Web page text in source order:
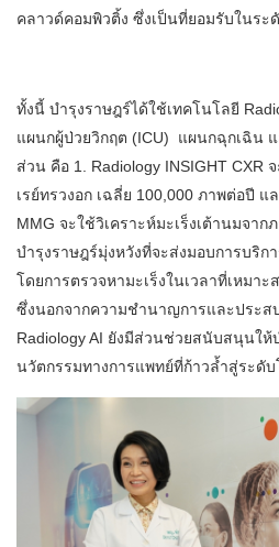
คลาวด์คอมพิวติ้ง ซึ่งเป็นที่ยอมรับในระ
ทั้งนี้ บำรุงราษฎร์ได้ใช้เทคโนโลยี
แผนกผู้ป่วยวิกฤต (ICU) แผนกฉุกเฉิน
ส่วน คือ 1. Radiology INSIGHT CXR
เรย์ทรวงอก เฉลี่ย 100,000 ภาพต่อปี แ
MMG จะใช้วิเคราะห์มะเร็งเต้านมจา
บำรุงราษฎร์มุ่งหวังที่จะส่งมอบการบริ
โดยการตรวจหามะเร็งในเวลาที่เหมาะ
ซึ่งนอกจากความชำนาญการและประส
Radiology AI ยังมีส่วนช่วยสนับสนุนให้
นวัตกรรมทางการแพทย์ที่ก้าวล้ำสู่ระดับ